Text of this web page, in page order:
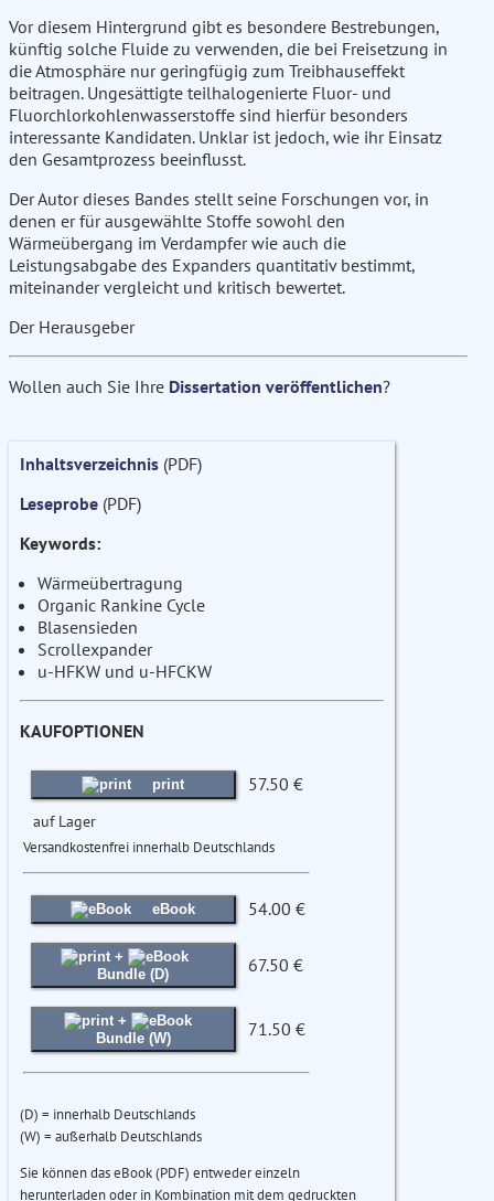
Vor diesem Hintergrund gibt es besondere Bestrebungen,
künftig solche Fluide zu verwenden, die bei Freisetzung in
die Atmosphäre nur geringfügig zum Treibhauseffekt
beitragen. Ungesättigte teilhalogenierte Fluor- und
Fluorchlorkohlenwasserstoffe sind hierfür besonders
interessante Kandidaten. Unklar ist jedoch, wie ihr Einsatz
den Gesamtprozess beeinflusst.
Der Autor dieses Bandes stellt seine Forschungen vor, in
denen er für ausgewählte Stoffe sowohl den
Wärmeübergang im Verdampfer wie auch die
Leistungsabgabe des Expanders quantitativ bestimmt,
miteinander vergleicht und kritisch bewertet.
Der Herausgeber
Wollen auch Sie Ihre Dissertation veröffentlichen?
Inhaltsverzeichnis (PDF)
Leseprobe (PDF)
Keywords:
Wärmeübertragung
Organic Rankine Cycle
Blasensieden
Scrollexpander
u-HFKW und u-HFCKW
KAUFOPTIONEN
print 57.50 €
auf Lager
Versandkostenfrei innerhalb Deutschlands
eBook 54.00 €
+
Bundle (D)
67.50 €
+
Bundle (W)
71.50 €
(D) = innerhalb Deutschlands
(W) = außerhalb Deutschlands
Sie können das eBook (PDF) entweder einzeln
herunterladen oder in Kombination mit dem gedruckten